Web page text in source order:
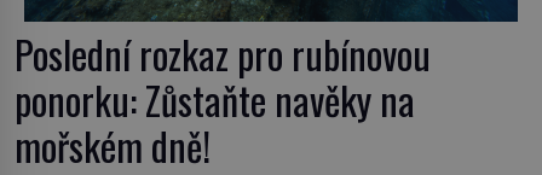
Poslední rozkaz pro rubínovou
ponorku: Zůstaňte navěky na
mořském dně!